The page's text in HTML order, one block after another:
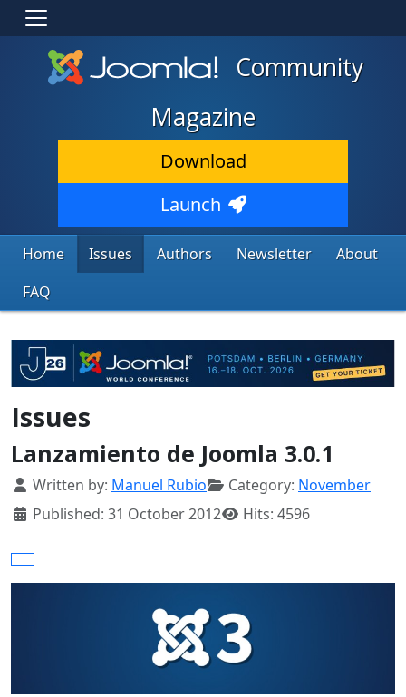
Community
Magazine
Download
Launch
Home Issues Authors Newsletter
About
FAQ
Issues
Lanzamiento de Joomla 3.0.1
Details
Written by: Manuel Rubio Category: November
Published: 31 October 2012
Hits: 4596